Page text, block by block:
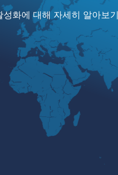
성화에 대해 자세히 알아보기